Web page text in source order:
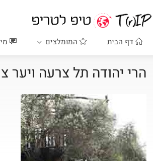
דף הבית המומלצים
הרי יהודה תל צרעה ויער